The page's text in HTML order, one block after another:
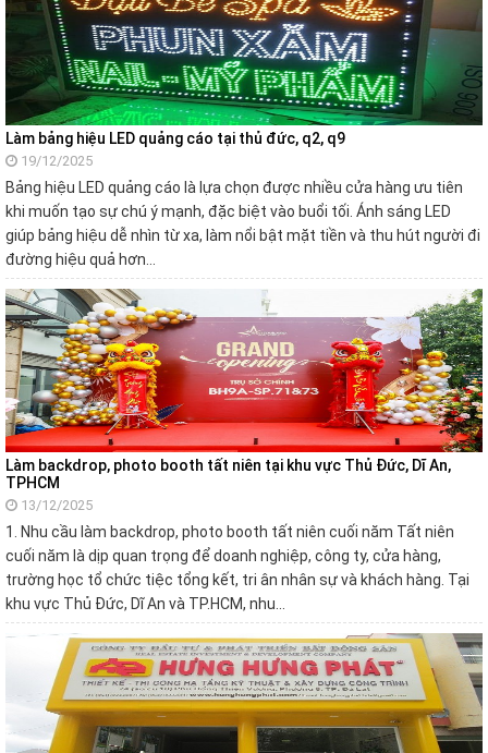
Làm bảng hiệu LED quảng cáo tại thủ đức, q2, q9
19/12/2025
Bảng hiệu LED quảng cáo là lựa chọn được nhiều cửa hàng ưu tiên
khi muốn tạo sự chú ý mạnh, đặc biệt vào buổi tối. Ánh sáng LED
giúp bảng hiệu dễ nhìn từ xa, làm nổi bật mặt tiền và thu hút người đi
đường hiệu quả hơn…
Làm backdrop, photo booth tất niên tại khu vực Thủ Đức, Dĩ An,
TPHCM
13/12/2025
1. Nhu cầu làm backdrop, photo booth tất niên cuối năm Tất niên
cuối năm là dịp quan trọng để doanh nghiệp, công ty, cửa hàng,
trường học tổ chức tiệc tổng kết, tri ân nhân sự và khách hàng. Tại
khu vực Thủ Đức, Dĩ An và TP.HCM, nhu…